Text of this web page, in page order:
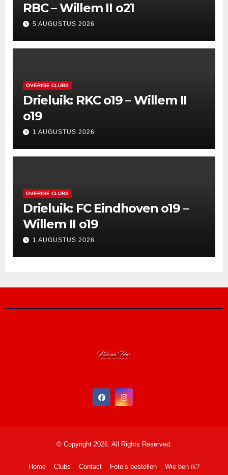
RBC – Willem II o21
5 AUGUSTUS 2026
OVERIGE CLUBS
Drieluik: RKC o19 – Willem II
o19
1 AUGUSTUS 2026
OVERIGE CLUBS
Drieluik: FC Eindhoven o19 –
Willem II o19
1 AUGUSTUS 2026
© Copyright 2026. All Rights Reserved.
Home Clubs Contact Foto’s bestellen Wie ben ik?